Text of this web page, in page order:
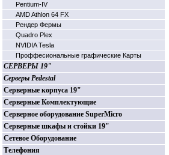
Pentium-IV
AMD Athlon 64 FX
Рендер Фермы
Quadro Plex
NVIDIA Tesla
Проффесиональные графические Карты
СЕРВЕРЫ 19"
Серверы Pedestal
Серверные корпуса 19"
Серверные Комплектующие
Серверное оборудование SuperMicro
Серверные шкафы и стойки 19"
Сетевое Оборудование
Телефония